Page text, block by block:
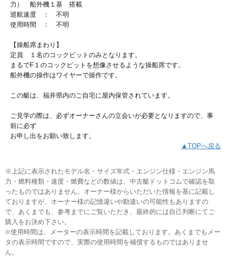
力） 船外機１基 搭載
巡航速度 ： 不明
使用時間 ： 不明
【操船席まわり】
定員 １名のコックピットのみとなります。
まるでF１のコックピットを想像させるような操船席です。
船外機の操作はワイヤーで操作です。
この艇は、福井県内のご自宅に屋内保管されています。
ご見学の際は、必ずオーナーさんの立会いが必要となりますので、事
前に必ず
お申し出をお願い致します。
▲TOPへ戻る
※上記に表示されたモデル名・サイズ年式・エンジン仕様・エンジン馬
力・燃料種類・速度・燃費などの数値は、中古艇ドットコムで確認を取
ったものではありません。オーナー様からいただいた情報を基に記載し
ておりますが、オーナー様の記憶違いや勘違いの可能性もありますの
で、あくまでも、参考までにご覧いただき、最終的には自己判断にてご
購入をお決め下さい。
※使用時間は、メーターの表示時間を記載しております。あくまでもメー
タの表示時間ですので、実際の使用時間を補償するものではありませ
ん。